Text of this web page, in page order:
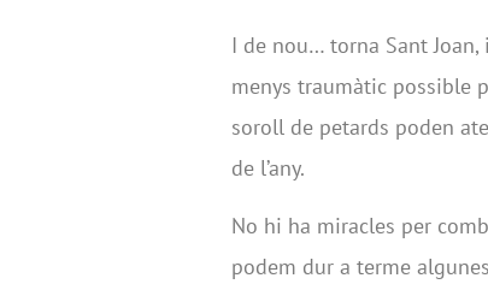
I de nou… torna Sant
menys traumàtic possible
soroll de petards poden
de l’any.
No hi ha miracles per
podem dur a terme